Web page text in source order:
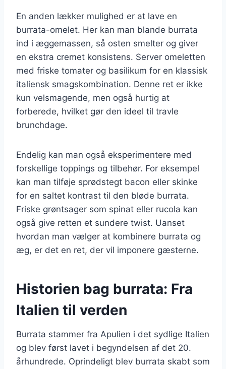
En anden lækker mulighed er at lave en
burrata-omelet. Her kan man blande burrata
ind i æggemassen, så osten smelter og giver
en ekstra cremet konsistens. Server omeletten
med friske tomater og basilikum for en klassisk
italiensk smagskombination. Denne ret er ikke
kun velsmagende, men også hurtig at
forberede, hvilket gør den ideel til travle
brunchdage.
Endelig kan man også eksperimentere med
forskellige toppings og tilbehør. For eksempel
kan man tilføje sprødstegt bacon eller skinke
for en saltet kontrast til den bløde burrata.
Friske grøntsager som spinat eller rucola kan
også give retten et sundere twist. Uanset
hvordan man vælger at kombinere burrata og
æg, er det en ret, der vil imponere gæsterne.
Historien bag burrata: Fra
Italien til verden
Burrata stammer fra Apulien i det sydlige Italien
og blev først lavet i begyndelsen af det 20.
århundrede. Oprindeligt blev burrata skabt som